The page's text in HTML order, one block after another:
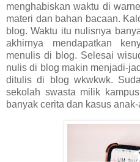
menghabiskan waktu di
materi dan bahan bacaan.
blog. Waktu itu nulisnya
akhirnya mendapatkan
menulis di blog. Selesai
nulis di blog makin menjadi-
ditulis di blog wkwkwk.
sekolah swasta milik
banyak cerita dan kasus